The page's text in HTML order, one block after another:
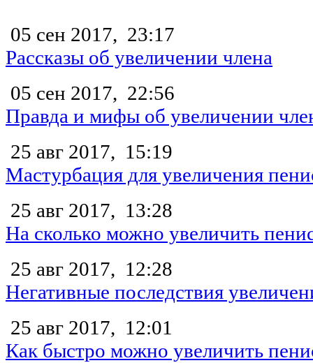
05 сен 2017, 23:17
Рассказы об увеличении члена
05 сен 2017, 22:56
Правда и мифы об увеличении
25 авг 2017, 15:19
Мастурбация для увеличения
25 авг 2017, 13:28
На сколько можно увеличить
25 авг 2017, 12:28
Негативные последствия
25 авг 2017, 12:01
Как быстро можно увеличить